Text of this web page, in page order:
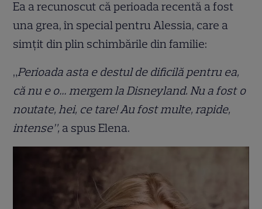
Ea a recunoscut că perioada recentă a fost
una grea, în special pentru Alessia, care a
simțit din plin schimbările din familie:
„Perioada asta e destul de dificilă pentru ea,
că nu e o… mergem la Disneyland. Nu a fost o
noutate, hei, ce tare! Au fost multe, rapide,
intense”, a spus Elena.